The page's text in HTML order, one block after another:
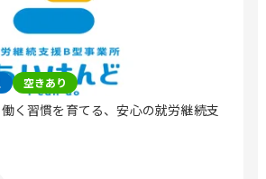
空きあり
く習慣を育てる、安心の就労継続支